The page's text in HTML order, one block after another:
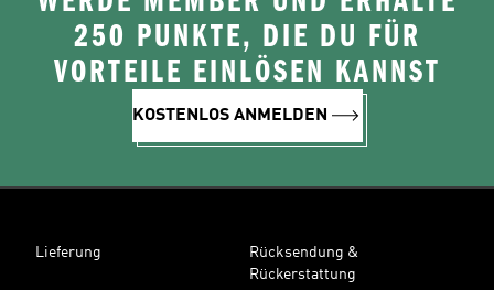
250 PUNKTE, DIE DU FÜR
VORTEILE EINLÖSEN KANNST
KOSTENLOS ANMELDEN
Lieferung
Rücksendung &
Rückerstattung